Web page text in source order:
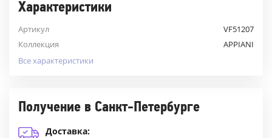
Характеристики
Артикул
VF51207
Коллекция
APPIANI
Все характеристики
Получение в Санкт-Петербурге
Доставка: